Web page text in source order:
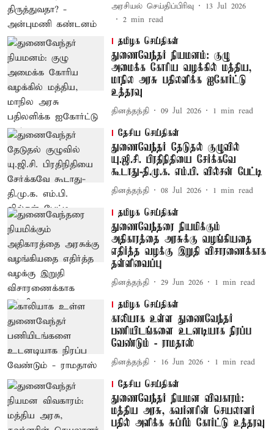
அரசியல் செய்திப்பிரிவு
13 Jul 2026
2 min read
தமிழக செய்திகள்
துணைவேந்தர் நியமனம்: குழு
அமைக்க கோரிய வழக்கில் மத்திய,
மாநில அரசு பதிலளிக்க ஐகோர்ட்டு
உத்தரவு
தினத்தந்தி 09 Jul 2026 1 min read
தேசிய செய்திகள்
துணைவேந்தர் தேடுதல் குழுவில்
யு.ஜி.சி. பிரதிநிதியை சேர்க்கவே
கூடாது-தி.மு.க. எம்.பி. வில்சன் பேட்டி
தினத்தந்தி 08 Jul 2026 1 min read
தமிழக செய்திகள்
துணைவேந்தரை நியமிக்கும்
அதிகாரத்தை அரசுக்கு வழங்கியதை
எதிர்த்த வழக்கு இறுதி விசாரணைக்காக
தள்ளிவைப்பு
தினத்தந்தி 29 Jun 2026 1 min read
தமிழக செய்திகள்
காலியாக உள்ள துணைவேந்தர்
பணியிடங்களை உடனடியாக நிரப்ப
வேண்டும் - ராமதாஸ்
தினத்தந்தி 16 Jun 2026 1 min read
தேசிய செய்திகள்
துணைவேந்தர் நியமன விவகாரம்:
மத்திய அரசு, கவர்னரின் செயலாளர்
பதில் அளிக்க சுப்ரீம் கோர்ட்டு உத்தரவு